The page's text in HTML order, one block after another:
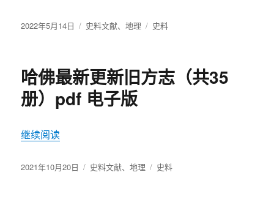
发
2022年5月14日
分
史料文献、地理
标
史料
哈佛最新更新旧方志（共35
册）pdf 电子版
继续阅读
发
2021年10月20日
分
史料文献、地理
标
史料